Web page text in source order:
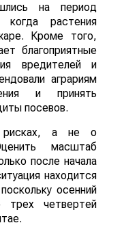
на период
растения
Кроме того,
благоприятные
вредителей и
аграриям
и принять
посевов.
а не о
масштаб
после начала
находится
осенний
трех четвертей